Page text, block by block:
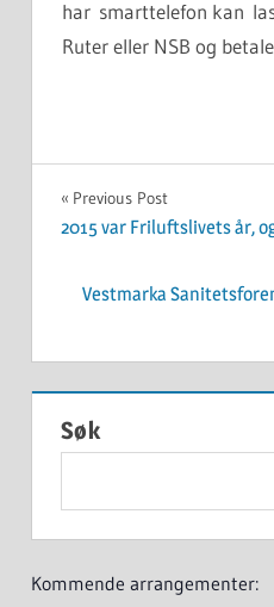
har smarttelefon kan
Ruter eller NSB og
UKATEGORISERT
Previous Post
2015 var Friluftslivets år,
Vestmarka
Søk
Kommende arrangementer: